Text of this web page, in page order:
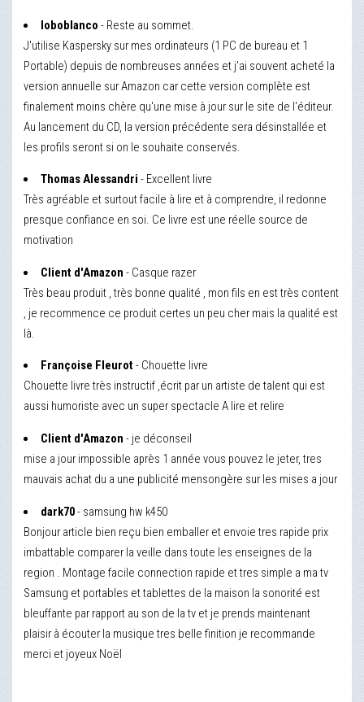
loboblanco - Reste au sommet.
J'utilise Kaspersky sur mes ordinateurs (1 PC de bureau et 1
Portable) depuis de nombreuses années et j'ai souvent acheté la
version annuelle sur Amazon car cette version complète est
finalement moins chère qu'une mise à jour sur le site de l'éditeur.
Au lancement du CD, la version précédente sera désinstallée et
les profils seront si on le souhaite conservés.
Thomas Alessandri - Excellent livre
Très agréable et surtout facile à lire et à comprendre, il redonne
presque confiance en soi. Ce livre est une réelle source de
motivation
Client d'Amazon - Casque razer
Très beau produit , très bonne qualité , mon fils en est très content
, je recommence ce produit certes un peu cher mais la qualité est
là.
Françoise Fleurot - Chouette livre
Chouette livre très instructif ,écrit par un artiste de talent qui est
aussi humoriste avec un super spectacle A lire et relire
Client d'Amazon - je déconseil
mise a jour impossible après 1 année vous pouvez le jeter, tres
mauvais achat du a une publicité mensongère sur les mises a jour
dark70- samsung hw k450
Bonjour article bien reçu bien emballer et envoie tres rapide prix
imbattable comparer la veille dans toute les enseignes de la
region . Montage facile connection rapide et tres simple a ma tv
Samsung et portables et tablettes de la maison la sonorité est
bleuffante par rapport au son de la tv et je prends maintenant
plaisir à écouter la musique tres belle finition je recommande
merci et joyeux Noël